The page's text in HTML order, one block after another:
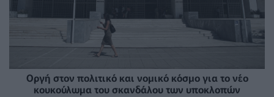
Οργή στον πολιτικό και νομικό κόσμο για το νέο
κουκούλωμα του σκανδάλου των υποκλοπών